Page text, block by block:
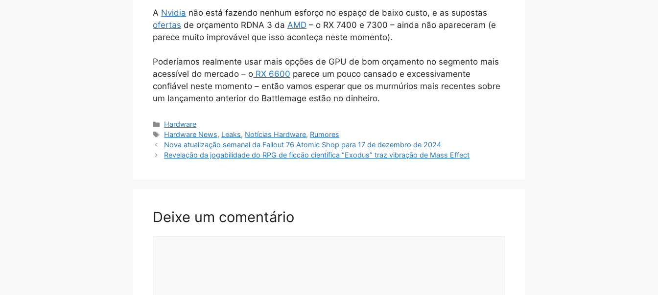
A Nvidia não está fazendo nenhum esforço no espaço de baixo custo, e as supostas
ofertas de orçamento RDNA 3 da AMD – o RX 7400 e 7300 – ainda não apareceram (e
parece muito improvável que isso aconteça neste momento).
Poderíamos realmente usar mais opções de GPU de bom orçamento no segmento mais
acessível do mercado – o RX 6600 parece um pouco cansado e excessivamente
confiável neste momento – então vamos esperar que os murmúrios mais recentes sobre
um lançamento anterior do Battlemage estão no dinheiro.
Categorias
Hardware
Tags
Hardware News, Leaks, Notícias Hardware, Rumores
Nova atualização semanal da Fallout 76 Atomic Shop para 17 de dezembro de 2024
Revelação da jogabilidade do RPG de ficção científica “Exodus” traz vibração de Mass Effect
Deixe um comentário